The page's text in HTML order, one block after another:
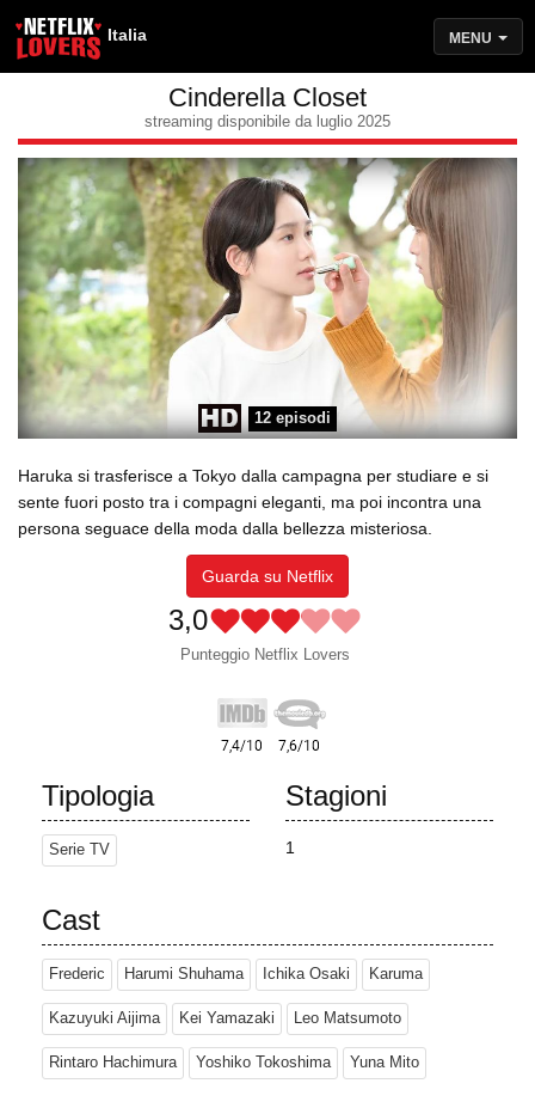
Italia MENU
Cinderella Closet
streaming disponibile da luglio 2025
12 episodi
Haruka si trasferisce a Tokyo dalla campagna per studiare e si
sente fuori posto tra i compagni eleganti, ma poi incontra una
persona seguace della moda dalla bellezza misteriosa.
Guarda su Netflix
3,0
Punteggio Netflix Lovers
Tipologia
Serie TV
Stagioni
1
Cast
Frederic Harumi Shuhama Ichika Osaki Karuma
Kazuyuki Aijima Kei Yamazaki Leo Matsumoto
Rintaro Hachimura Yoshiko Tokoshima Yuna Mito